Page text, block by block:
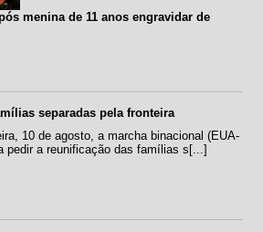
menina de 11 anos engravidar de
separadas pela fronteira
10 de agosto, a marcha binacional (EUA-
pedir a reunificação das famílias s[...]